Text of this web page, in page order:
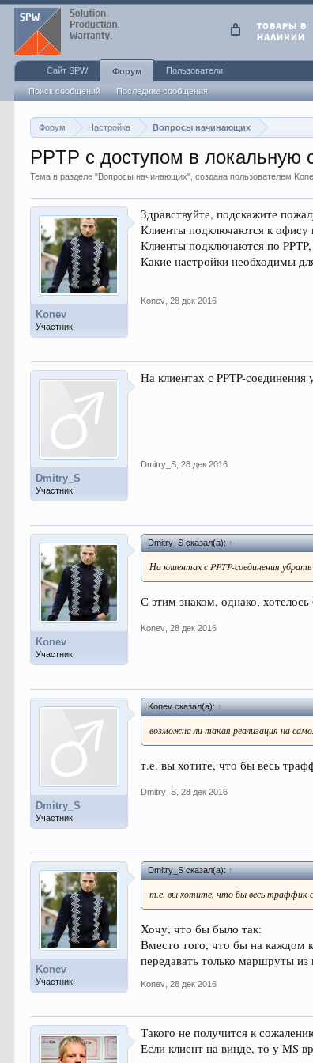
Форум Настройка Вопросы начинающих
PPTP с доступом в локальную
Тема в разделе "Вопросы начинающих", создана пользователем
Konev
Участник
Здравствуйте, подскажите
Клиенты подключаются к офису
Клиенты подключаются по
Какие настройки необходимы
Konev 28 дек 2016
Dmitry_S
Участник
На клиентах с PPTP-
Dmitry_S 28 дек 2016
Konev
Участник
Dmitry_S сказал(а):↑
На клиентах с PPTP-соединения
С этим знаком, однако,
Konev 28 дек 2016
Dmitry_S
Участник
Konev сказал(а):↑
возможна ли такая реализация на
т.е. вы хотите, что бы весь
Dmitry_S 28 дек 2016
Konev
Участник
Dmitry_S сказал(а):↑
т.е. вы хотите, что бы весь траффик
Хочу, что бы было так:
Вместо того, что бы на каждом
передавать только маршруты
Konev 28 дек 2016
Такого не получится к
Если клиент на винде, то у MS
ТОВАРЫ В
НАЛИЧИИ
Сайт SPW Форум
Поиск сообщений Последние сообщения
Пользователи